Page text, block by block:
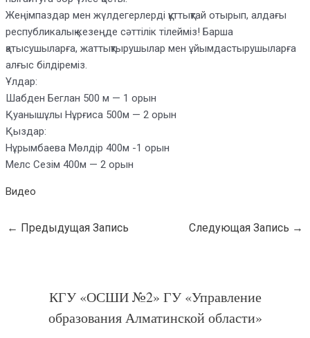
Жеңімпаздар мен жүлдегерлерді құттықтай отырып, алдағы
республикалық кезеңде сәттілік тілейміз! Барша
қатысушыларға, жаттықтырушылар мен ұйымдастырушыларға
алғыс білдіреміз.
Ұлдар:
Шабден Беглан 500 м — 1 орын
Қуанышұлы Нұрғиса 500м — 2 орын
Қыздар:
Нұрымбаева Мөлдір 400м -1 орын
Мелс Сезім 400м — 2 орын
Видео
← Предыдущая Запись Следующая Запись →
КГУ «ОСШИ №2» ГУ «Управление
образования Алматинской области»